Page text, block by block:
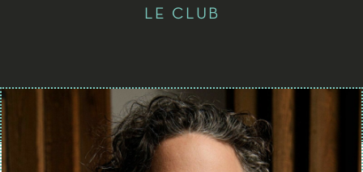
LE CLUB